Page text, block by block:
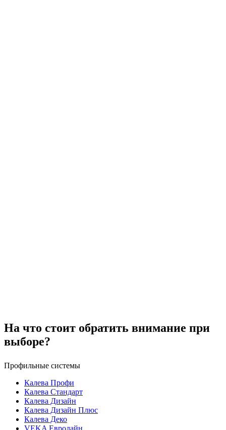
На что стоит обратить внимание при
выборе?
Профильные системы
Калева Профи
Калева Стандарт
Калева Дизайн
Калева Дизайн Плюс
Калева Деко